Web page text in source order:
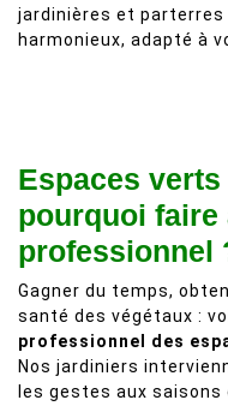
jardinières et parterres
harmonieux, adapté à
Espaces
pourquoi faire
professionnel
Gagner du temps,
santé des végétaux :
professionnel des
Nos jardiniers
les gestes aux